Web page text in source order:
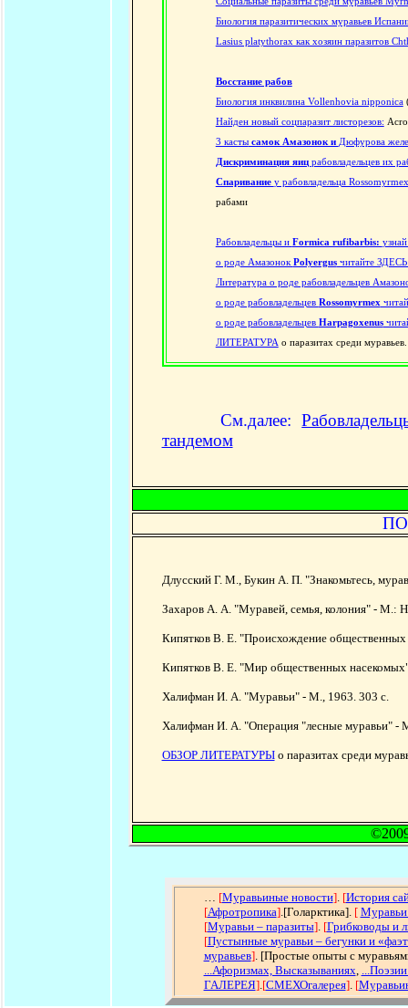
Биология паразитических муравьев
Lasius platythorax как хозяин паразитов
Восстание рабов
Биология инквилина Vollenhovia nipponica
Найден новый соцпаразит листорезов:
3 кастысамок Амазонок и Дюфурова
Дискриминация яиц рабовладельцев их
Спаривание у рабовладельца
рабами
Рабовладельцы и Formica rufibarbis:
о роде Амазонок Polyergusчитайте ЗДЕСЬ
Литература о роде рабовладельцев
о роде рабовладельцев Rossomyrmex
о роде рабовладельцев Harpagoxenus
ЛИТЕРАТУРА о паразитах среди муравьев.
См.далее:
тандемом
Длусский Г. М., Букин А. П. "Знакомьтесь,
Захаров А. А. "Муравей, семья, колония" - М.:
Кипятков В. Е. "Происхождение
Кипятков В. Е. "Мир общественных
Халифман И. А. "Муравьи" - М., 1963. 303 с.
Халифман И. А. "Операция "лесные муравьи" -
ОБЗОР ЛИТЕРАТУРЫо паразитах среди
[Муравьиные новости]. [История
[Афротропика].[Голарктика]. [
[Муравьи – паразиты]. [Грибководы и
[Пустынные муравьи – бегунки и
муравьев]. [Простые опыты с
...Афоризмах, Высказываниях
ГАЛЕРЕЯ]. [СМЕХОгалерея]. [